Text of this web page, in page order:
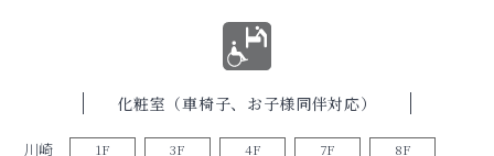
化粧室（車椅子、お子様同伴対応）
川崎 1F 3F 4F 7F 8F